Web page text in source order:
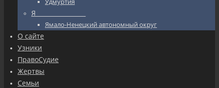
Я_________________
Ямало-Ненецкий автономный округ
О сайте
Узники
ПравоСудие
Жертвы
Семьи